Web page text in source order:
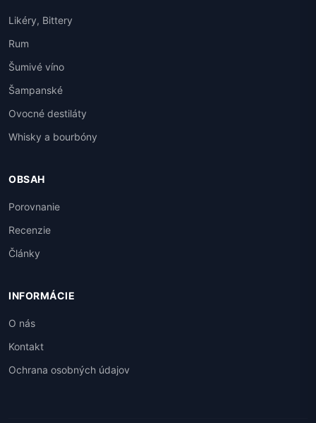
Likéry, Bittery
Rum
Šumivé víno
Šampanské
Ovocné destiláty
Whisky a bourbóny
OBSAH
Porovnanie
Recenzie
Články
INFORMÁCIE
O nás
Kontakt
Ochrana osobných údajov